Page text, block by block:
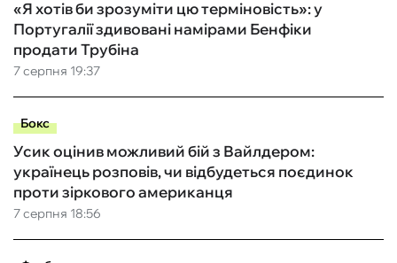
7 серпня 19:37
«Я хотів би зрозуміти цю терміновість»: у
Португалії здивовані намірами Бенфіки
продати Трубіна
Бокс
7 серпня 18:56
Усик оцінив можливий бій з Вайлдером:
українець розповів, чи відбудеться поєдинок
проти зіркового американця